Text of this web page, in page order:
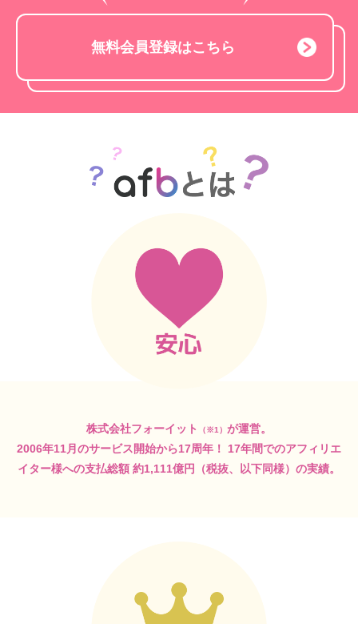
無料会員登録はこちら
株式会社フォーイット （※1） が運営。
2006年11月のサービス開始から17周年！
17年間でのアフィリエ
イター様への支払総額 約1,111億円（税抜、以下同様）の実績。